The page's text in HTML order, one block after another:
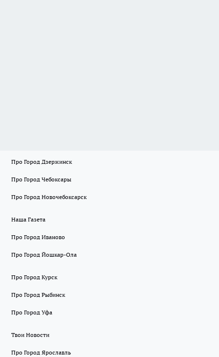
Про Город Дзержинск
Про Город Чебоксары
Про Город Новочебоксарск
Наша Газета
Про Город Иваново
Про Город Йошкар-Ола
Про Город Курск
Про Город Рыбинск
Про Город Уфа
Твои Новости
Про Город Ярославль